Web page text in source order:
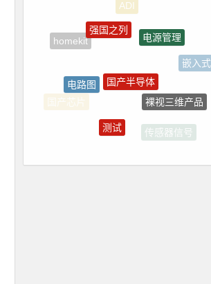
homekit
嵌入式
国产芯片
裸视三维产品
传感器信号